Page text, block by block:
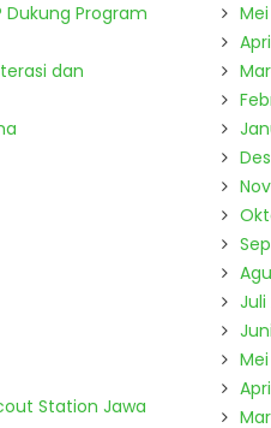
Dukung Program
dan
Station Jawa
Juli